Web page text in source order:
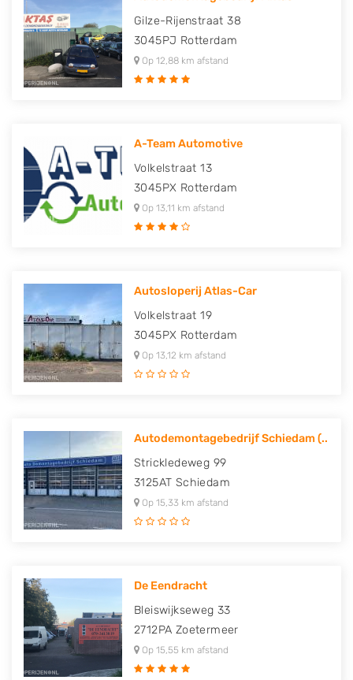
Gilze-Rijenstraat 38
3045PJ Rotterdam
Op 12,88 km afstand
A-Team Automotive
Volkelstraat 13
3045PX Rotterdam
Op 13,11 km afstand
Autosloperij Atlas-Car
Volkelstraat 19
3045PX Rotterdam
Op 13,12 km afstand
Autodemontagebedrijf Schiedam (..
Strickledeweg 99
3125AT Schiedam
Op 15,33 km afstand
De Eendracht
Bleiswijkseweg 33
2712PA Zoetermeer
Op 15,55 km afstand